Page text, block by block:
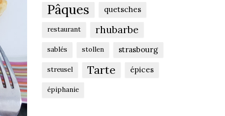
Pâques quetsches
restaurant rhubarbe
sablés stollen strasbourg
streusel Tarte épices
épiphanie